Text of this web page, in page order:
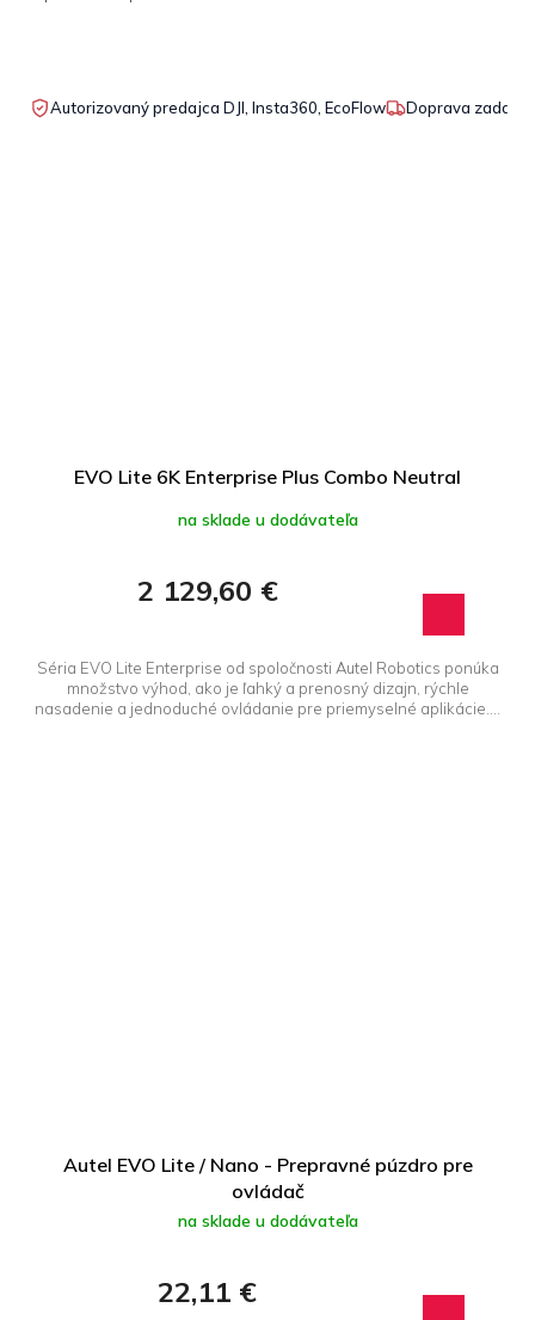
Autorizovaný predajca DJI, Insta360, EcoFlow Doprava
EVO Lite 6K Enterprise Plus Combo Neutral
na sklade u dodávateľa
2 129,60 €
Séria EVO Lite Enterprise od spoločnosti Autel Robotics ponúka
množstvo výhod, ako je ľahký a prenosný dizajn, rýchle
nasadenie a jednoduché ovládanie pre priemyselné aplikácie....
Autel EVO Lite / Nano - Prepravné púzdro pre
ovládač
na sklade u dodávateľa
22,11 €